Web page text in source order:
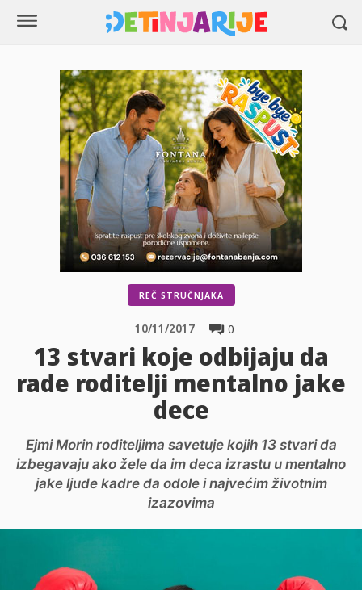
REČ STRUČNJAKA
0
10/11/2017
13 stvari koje odbijaju da
rade roditelji mentalno jake
dece
Ejmi Morin roditeljima savetuje kojih 13 stvari da
izbegavaju ako žele da im deca izrastu u mentalno
jake ljude kadre da odole i najvećim životnim
izazovima